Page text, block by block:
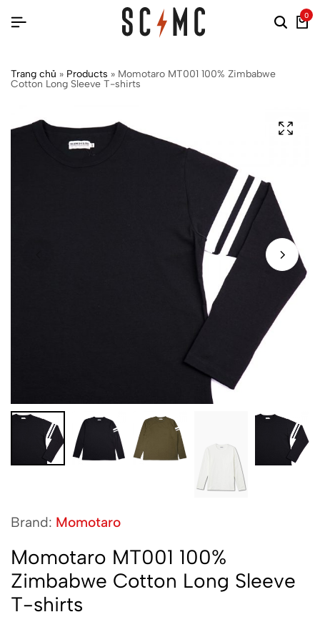
0
Trang chủ » Products » Momotaro MT001 100% Zimbabwe
Cotton Long Sleeve T-shirts
Brand: Momotaro
Momotaro MT001 100%
Zimbabwe Cotton Long Sleeve
T-shirts